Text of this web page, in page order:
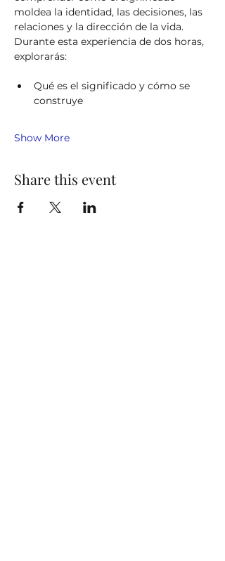
moldea la identidad, las decisiones, las
relaciones y la dirección de la vida.
Durante esta experiencia de dos horas,
explorarás:
Qué es el significado y cómo se
construye
Show More
Share this event